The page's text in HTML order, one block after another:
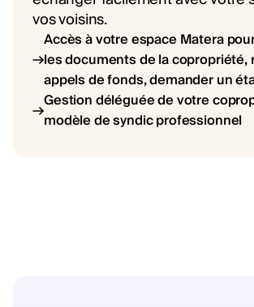
vos voisins.
Accès à votre espace Matera
les documents de la copropriété,
appels de fonds, demander un
Gestion déléguée de votre
modèle de syndic professionnel